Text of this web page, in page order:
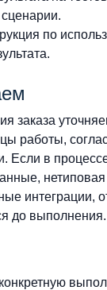
по
заказа
работы,
Если в
интеграции,
до выполнения.